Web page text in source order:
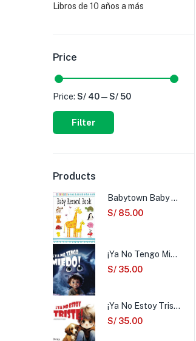
Libros de 10 años a más
Price
Filter
Price: S/ 40—S/ 50
Products
Babytown Baby Record Book
S/ 85.00
¡Ya No Tengo Miedo!
S/ 35.00
¡Ya No Estoy Triste!
S/ 35.00